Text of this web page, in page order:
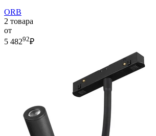
ORB
2 товара
от
5 48292₽